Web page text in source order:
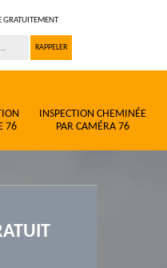
GRATUITEMENT
76
INSPECTION CHEMINÉE
PAR CAMÉRA 76